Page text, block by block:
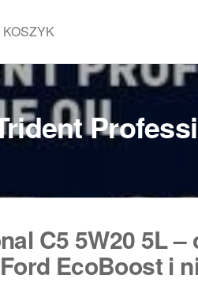
KOSZYK
C5 5W20 5L –
EcoBoost i